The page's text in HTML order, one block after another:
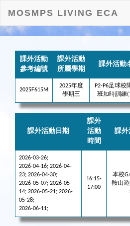
MOSMPS LIVING ECA
課外活動
參考編號
課外活動
所屬學期
課外活動
2025F615M
2025年度
學期三
P2-P6足球校
班加時訓練
課外活動日期
課外
活動
時間
課外
2026-03-26;
2026-04-16; 2026-04-
23; 2026-04-30;
2026-05-07; 2026-05-
14; 2026-05-21; 2026-
05-28;
2026-06-11;
16:15-
17:00
本校
鞍山